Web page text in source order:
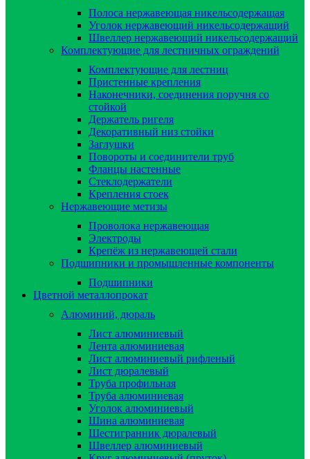
Полоса нержавеющая никельсодержащая
Уголок нержавеющий никельсодержащий
Швеллер нержавеющий никельсодержащий
Комплектующие для лестничных ограждений
Комплектующие для лестниц
Пристенные крепления
Наконечники, соединения поручня со
стойкой
Держатель ригеля
Декоративный низ стойки
Заглушки
Повороты и соединители труб
Фланцы настенные
Стеклодержатели
Крепления стоек
Нержавеющие метизы
Проволока нержавеющая
Электроды
Крепёж из нержавеющей стали
Подшипники и промышленные компоненты
Подшипники
Цветной металлопрокат
Алюминий, дюраль
Лист алюминиевый
Лента алюминиевая
Лист алюминиевый рифленый
Лист дюралевый
Труба профильная
Труба алюминиевая
Уголок алюминиевый
Шина алюминиевая
Шестигранник дюралевый
Швеллер алюминиевый